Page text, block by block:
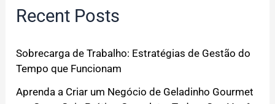
Recent Posts
Sobrecarga de Trabalho: Estratégias de Gestão do
Tempo que Funcionam
Aprenda a Criar um Negócio de Geladinho Gourmet